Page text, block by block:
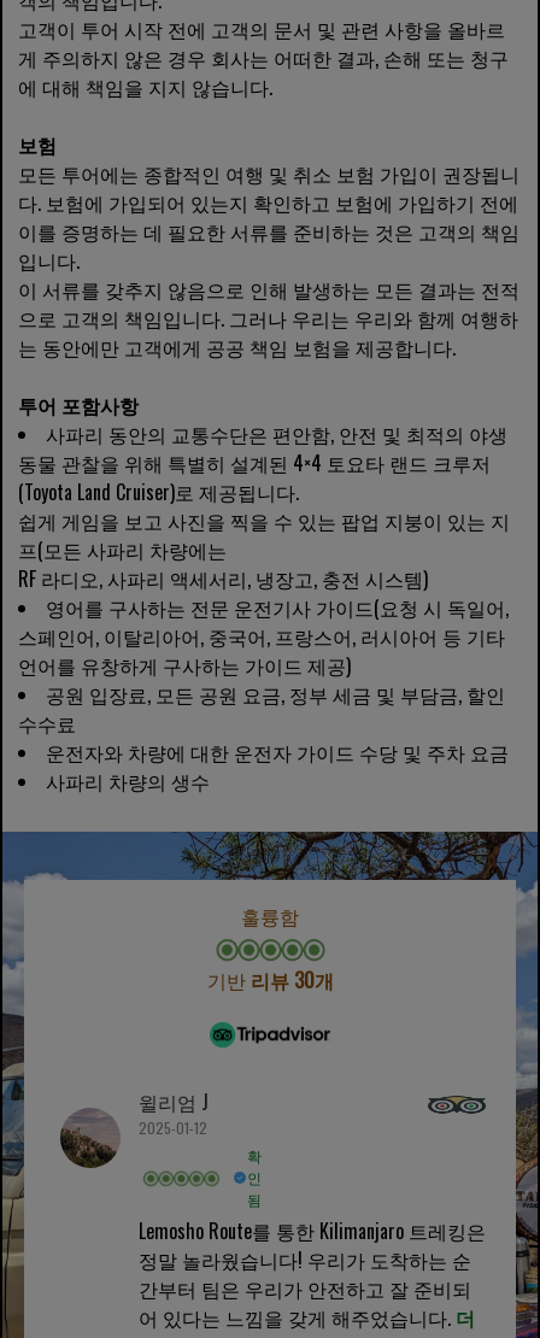
고객이 투어 시작 전에 고객의 문서 및 관련 사항을 올바르
게 주의하지 않은 경우 회사는 어떠한 결과, 손해 또는 청구
에 대해 책임을 지지 않습니다.
보험
모든 투어에는 종합적인 여행 및 취소 보험 가입이 권장됩니
다. 보험에 가입되어 있는지 확인하고 보험에 가입하기 전에
이를 증명하는 데 필요한 서류를 준비하는 것은 고객의 책임
입니다.
이 서류를 갖추지 않음으로 인해 발생하는 모든 결과는 전적
으로 고객의 책임입니다. 그러나 우리는 우리와 함께 여행하
는 동안에만 고객에게 공공 책임 보험을 제공합니다.
투어 포함사항
사파리 동안의 교통수단은 편안함, 안전 및 최적의 야생
동물 관찰을 위해 특별히 설계된 4×4 토요타 랜드 크루저
(Toyota Land Cruiser)로 제공됩니다.
쉽게 게임을 보고 사진을 찍을 수 있는 팝업 지붕이 있는 지
프(모든 사파리 차량에는
RF 라디오, 사파리 액세서리, 냉장고, 충전 시스템)
영어를 구사하는 전문 운전기사 가이드(요청 시 독일어,
스페인어, 이탈리아어, 중국어, 프랑스어, 러시아어 등 기타
언어를 유창하게 구사하는 가이드 제공)
공원 입장료, 모든 공원 요금, 정부 세금 및 부담금, 할인
수수료
운전자와 차량에 대한 운전자 가이드 수당 및 주차 요금
사파리 차량의 생수
훌륭함
기반 리뷰 30개
윌리엄 J
2025-01-12
확
인
됨
Lemosho Route를 통한 Kilimanjaro 트레킹은
정말 놀라웠습니다! 우리가 도착하는 순
간부터 팀은 우리가 안전하고 잘 준비되
어 있다는 느낌을 갖게 해주었습니다. 더